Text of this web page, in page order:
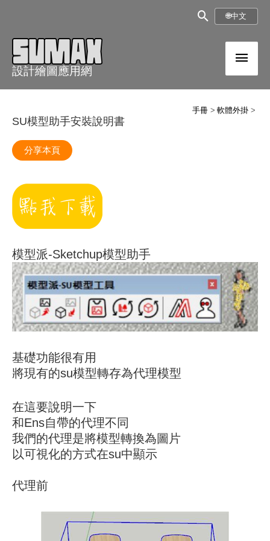
搜
🌐中文
設計繪圖應用網
主
選
單
手冊 軟體外掛
SU模型助手安裝說明書
分享本頁
模型派-Sketchup模型助手
基礎功能很有用
將現有的su模型轉存為代理模型
在這要說明一下
和Ens自帶的代理不同
我們的代理是將模型轉換為圖片
以可視化的方式在su中顯示
代理前